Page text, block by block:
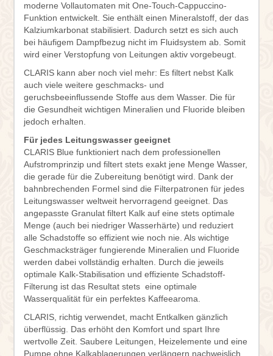
moderne Vollautomaten mit One-Touch-Cappuccino-
Funktion entwickelt. Sie enthält einen Mineralstoff, der das
Kalziumkarbonat stabilisiert. Dadurch setzt es sich auch
bei häufigem Dampfbezug nicht im Fluidsystem ab. Somit
wird einer Verstopfung von Leitungen aktiv vorgebeugt.
CLARIS kann aber noch viel mehr: Es filtert nebst Kalk
auch viele weitere geschmacks- und
geruchsbeeinflussende Stoffe aus dem Wasser. Die für
die Gesundheit wichtigen Mineralien und Fluoride bleiben
jedoch erhalten.
Für jedes Leitungswasser geeignet
CLARIS Blue funktioniert nach dem professionellen
Aufstromprinzip und filtert stets exakt jene Menge Wasser,
die gerade für die Zubereitung benötigt wird. Dank der
bahnbrechenden Formel sind die Filterpatronen für jedes
Leitungswasser weltweit hervorragend geeignet. Das
angepasste Granulat filtert Kalk auf eine stets optimale
Menge (auch bei niedriger Wasserhärte) und reduziert
alle Schadstoffe so effizient wie noch nie. Als wichtige
Geschmacksträger fungierende Mineralien und Fluoride
werden dabei vollständig erhalten. Durch die jeweils
optimale Kalk-Stabilisation und effiziente Schadstoff-
Filterung ist das Resultat stets eine optimale
Wasserqualität für ein perfektes Kaffeearoma.
CLARIS, richtig verwendet, macht Entkalken gänzlich
überflüssig. Das erhöht den Komfort und spart Ihre
wertvolle Zeit. Saubere Leitungen, Heizelemente und eine
Pumpe ohne Kalkablagerungen verlängern nachweislich